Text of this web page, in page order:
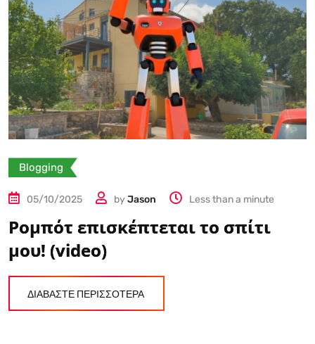
Blogging
05/10/2025 by Jason Less than a minute
Ρομπότ επισκέπτεται το σπίτι
μου! (video)
ΔΙΑΒΑΣΤΕ ΠΕΡΙΣΣΟΤΕΡΑ